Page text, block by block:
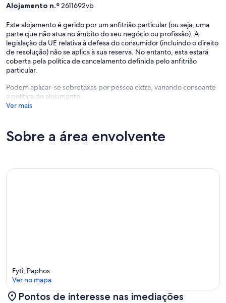
Alojamento n.º2611692vb
Este alojamento é gerido por um anfitrião particular (ou seja, uma
parte que não atua no âmbito do seu negócio ou profissão). A
legislação da UE relativa à defesa do consumidor (incluindo o direito
de resolução) não se aplica à sua reserva. No entanto, esta estará
coberta pela política de cancelamento definida pelo anfitrião
particular.
Podem aplicar-se sobretaxas por pessoa extra, variando consoante
a política do alojamento.
Ver mais
Sobre a área envolvente
Fyti, Paphos
Ver no mapa
Pontos de interesse nas imediações